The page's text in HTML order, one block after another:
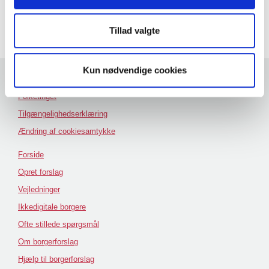
Tillad valgte
Kun nødvendige cookies
Folketinget
Tilgængelighedserklæring
Ændring af cookiesamtykke
Forside
Opret forslag
Vejledninger
Ikkedigitale borgere
Ofte stillede spørgsmål
Om borgerforslag
Hjælp til borgerforslag